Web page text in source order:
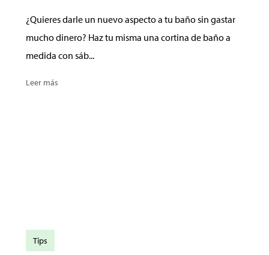
¿Quieres darle un nuevo aspecto a tu baño sin gastar
mucho dinero? Haz tu misma una cortina de baño a
medida con sáb...
Leer más
Tips